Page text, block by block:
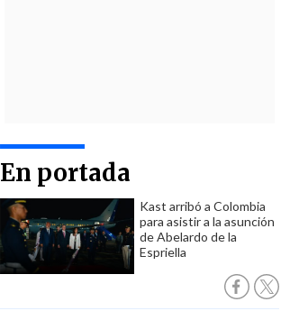
En portada
Kast arribó a Colombia
para asistir a la asunción
de Abelardo de la
Espriella